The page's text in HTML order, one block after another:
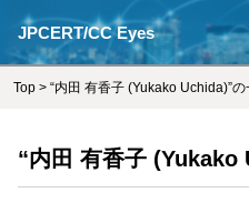
JPCERT/CC Eyes
Top > “内田 有香子 (Yukako Uchida)”の
“内田 有香子 (Yukako